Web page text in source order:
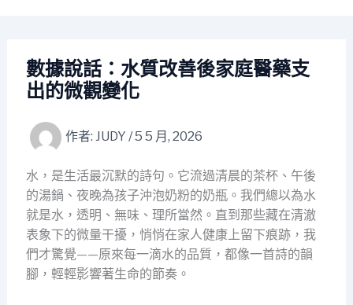
數據說話：水質改善後家庭醫藥支
出的微觀變化
作者: JUDY /5 5 月, 2026
水，是生活最沉默的詩句。它流過清晨的茶杯、午後
的湯鍋、夜晚為孩子沖泡奶粉的奶瓶。我們總以為水
就是水，透明、無味、理所當然。直到那些藏在清澈
表象下的微量干擾，悄悄在家人健康上留下痕跡，我
們才驚覺——原來每一滴水的品質，都像一首詩的韻
腳，輕輕影響著生命的節奏。